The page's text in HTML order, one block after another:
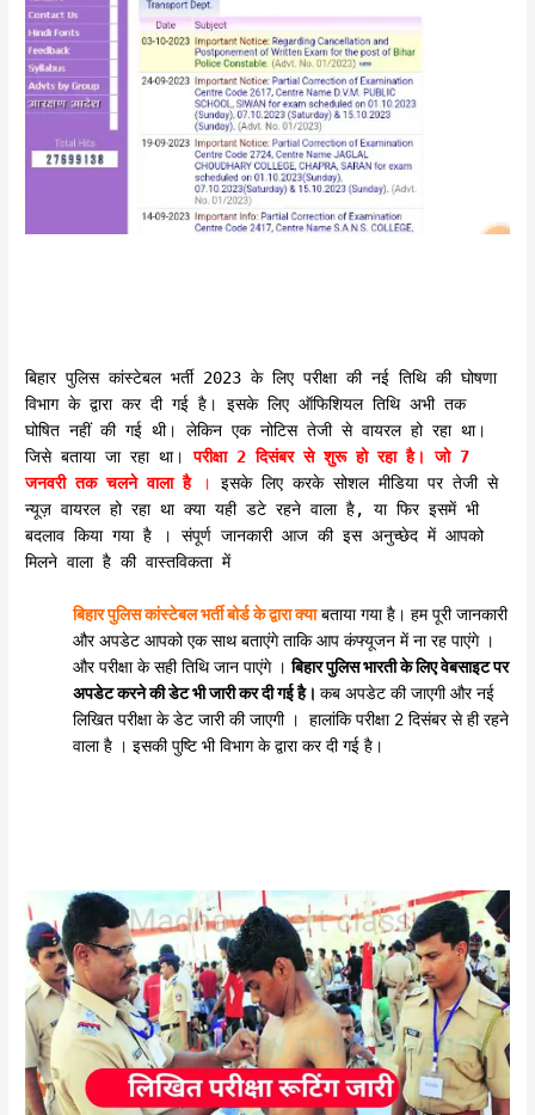
बिहार पुलिस कांस्टेबल भर्ती 2023 के लिए परीक्षा की नई तिथि की घोषणा
विभाग के द्वारा कर दी गई है। इसके लिए ऑफिशियल तिथि अभी तक
घोषित नहीं की गई थी। लेकिन एक नोटिस तेजी से वायरल हो रहा था।
जिसे बताया जा रहा था।परीक्षा 2 दिसंबर से शुरू हो रहा है। जो 7
जनवरी तक चलने वाला है।इसके लिए करके सोशल मीडिया पर तेजी से
न्यूज़ वायरल हो रहा था क्या यही डटे रहने वाला है, या फिर इसमें भी
बदलाव किया गया है । संपूर्ण जानकारी आज की इस अनुच्छेद में आपको
मिलने वाला है की वास्तविकता में
बिहार पुलिस कांस्टेबल भर्ती बोर्ड के द्वारा क्या बताया गया है। हम पूरी जानकारी
और अपडेट आपको एक साथ बताएंगे ताकि आप कंफ्यूजन में ना रह पाएंगे ।
और परीक्षा के सही तिथि जान पाएंगे ।बिहार पुलिस भारती के लिए वेबसाइट पर
अपडेट करने की डेट भी जारी कर दी गई है।कब अपडेट की जाएगी और नई
लिखित परीक्षा के डेट जारी की जाएगी । हालांकि परीक्षा 2 दिसंबर से ही रहने
वाला है । इसकी पुष्टि भी विभाग के द्वारा कर दी गई है।